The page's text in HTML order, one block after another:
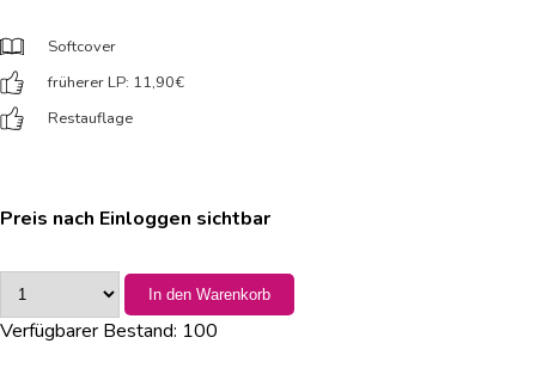
Softcover
früherer LP: 11,90€
Restauflage
Preis nach Einloggen sichtbar
In den Warenkorb
Verfügbarer Bestand: 100